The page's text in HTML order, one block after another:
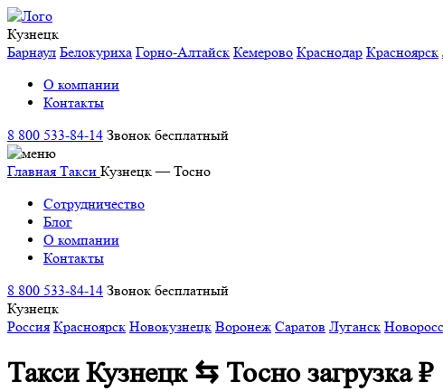
Кузнецк
Барнаул Белокуриха Горно-Алтайск Кемерово Краснодар Красноярск
О компании
Контакты
8 800 533-84-14 Звонок бесплатный
Главная Такси Кузнецк — Тосно
Сотрудничество
Блог
О компании
Контакты
8 800 533-84-14 Звонок бесплатный
Кузнецк
Россия Красноярск Новокузнецк Воронеж Саратов Луганск
Такси Кузнецк ⇆ Тоснозагрузка₽